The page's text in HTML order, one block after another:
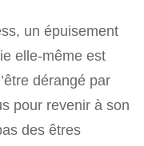
un épuisement
elle-même est
dérangé par
pour revenir à son
des êtres